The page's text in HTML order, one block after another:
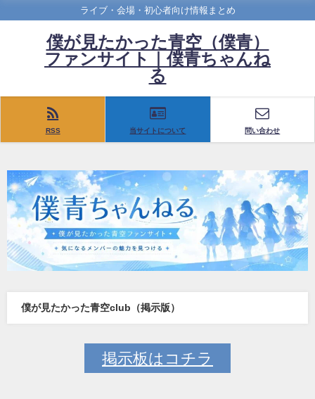
ライブ・会場・初心者向け情報まとめ
僕が見たかった青空（僕青）
ファンサイト｜僕青ちゃんね
る
RSS 当サイトについて 問い合わせ
僕が見たかった青空club（掲示版）
掲示板はコチラ